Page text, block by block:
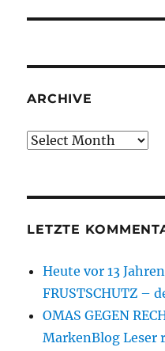
ARCHIVE
Archive
LETZTE
Heute vor 13
FRUSTSCHUTZ –
OMAS GEGEN
MarkenBlog